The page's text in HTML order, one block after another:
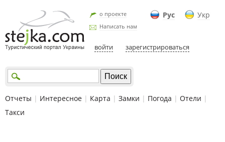
Рус Укр
о проекте
Написать нам
войти зарегистрироваться
Отчеты | Интересное | Карта | Замки | Погода | Отели |
Такси